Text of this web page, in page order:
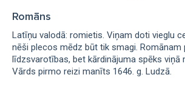
Romāns
Latīņu valodā: romietis. Viņam doti vieglu
nēši plecos mēdz būt tik smagi.
līdzsvarotības, bet kārdinājuma spēks viņā
Vārds pirmo reizi manīts 1646. g. Ludzā.